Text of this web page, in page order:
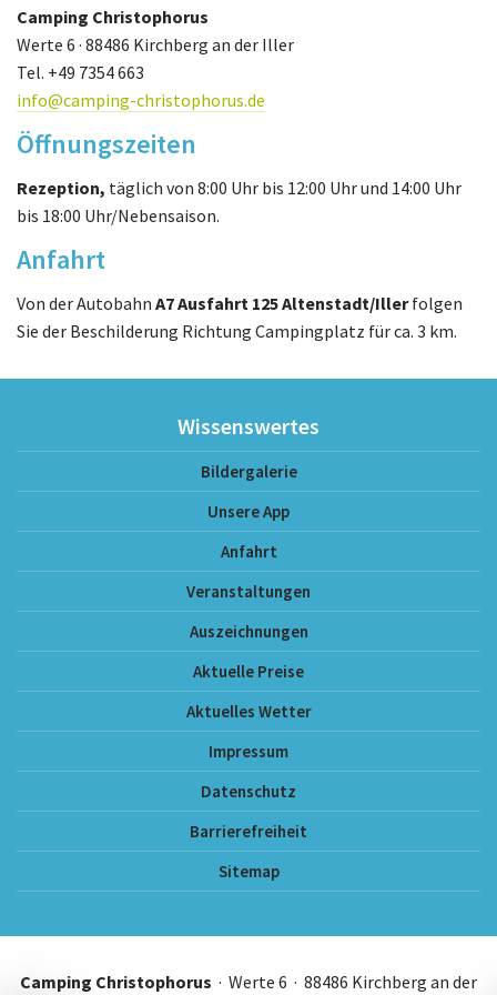
Camping Christophorus
Werte 6 · 88486 Kirchberg an der Iller
Tel. +49 7354 663
info@camping-christophorus.de
Öffnungszeiten
Rezeption, täglich von 8:00 Uhr bis 12:00 Uhr und 14:00 Uhr
bis 18:00 Uhr/Nebensaison.
Anfahrt
Von der Autobahn A7 Ausfahrt 125 Altenstadt/Illerfolgen
Sie der Beschilderung Richtung Campingplatz für ca. 3 km.
Wissenswertes
Bildergalerie
Unsere App
Anfahrt
Veranstaltungen
Auszeichnungen
Aktuelle Preise
Aktuelles Wetter
Impressum
Datenschutz
Barrierefreiheit
Sitemap
Camping Christophorus · Werte 6 · 88486 Kirchberg an der